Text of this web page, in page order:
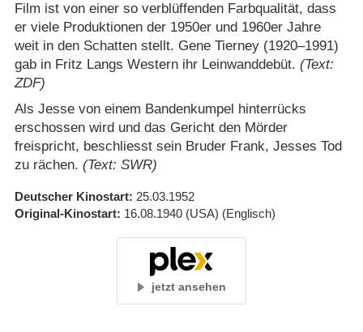
Film ist von einer so verblüffenden Farbqualität, dass
er viele Produktionen der 1950er und 1960er Jahre
weit in den Schatten stellt. Gene Tierney (1920⁠–⁠1991)
gab in Fritz Langs Western ihr Leinwanddebüt. (Text:
ZDF)
Als Jesse von einem Ban­den­kum­pel hin­ter­rücks
erschos­sen wird und das Gericht den Mörder
freispricht, beschliesst sein Bru­der Frank, Jes­ses Tod
zu rächen. (Text: SWR)
Deutscher Kinostart 25.03.1952
Original-Kinostart 16.08.1940 (USA) (Englisch)
jetzt ansehen